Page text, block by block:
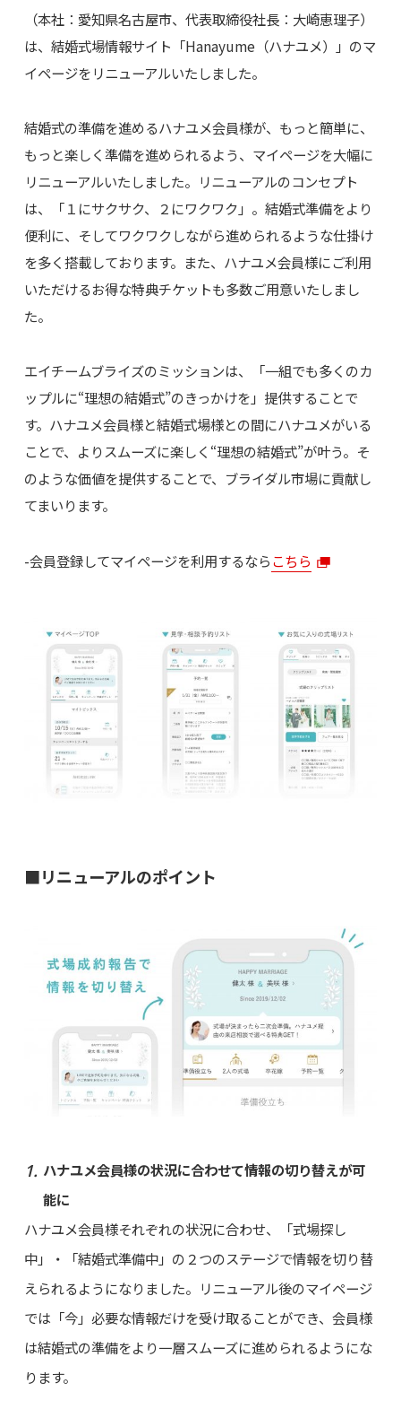
（本社：愛知県名古屋市、代表取締役社長：大崎恵理子）
は、結婚式場情報サイト「Hanayume（ハナユメ）」のマ
イページをリニューアルいたしました。
結婚式の準備を進めるハナユメ会員様が、もっと簡単に、
もっと楽しく準備を進められるよう、マイページを大幅に
リニューアルいたしました。リニューアルのコンセプト
は、「１にサクサク、２にワクワク」。結婚式準備をより
便利に、そしてワクワクしながら進められるような仕掛け
を多く搭載しております。また、ハナユメ会員様にご利用
いただけるお得な特典チケットも多数ご用意いたしまし
た。
エイチームブライズのミッションは、「一組でも多くのカ
ップルに“理想の結婚式”のきっかけを」提供することで
す。ハナユメ会員様と結婚式場様との間にハナユメがいる
ことで、よりスムーズに楽しく“理想の結婚式”が叶う。そ
のような価値を提供することで、ブライダル市場に貢献し
てまいります。
-会員登録してマイページを利用するならこちら
■リニューアルのポイント
ハナユメ会員様の状況に合わせて情報の切り替えが可
能に
ハナユメ会員様それぞれの状況に合わせ、「式場探し
中」・「結婚式準備中」の２つのステージで情報を切り替
えられるようになりました。リニューアル後のマイページ
では「今」必要な情報だけを受け取ることができ、会員様
は結婚式の準備をより一層スムーズに進められるようにな
ります。